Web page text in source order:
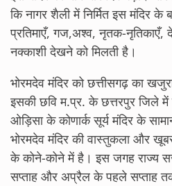
कि नागर शैली में निर्मित इस मंदिर के
प्रतिमाएँ, गज,अश्व, नृतक-
नक्काशी देखने को मिलती है।
भोरमदेव मंदिर को छत्तीसगढ़ का
इसकी छवि म.प्र. के छत्तरपुर जिले
ओड़िसा के कोणार्क सूर्य मंदिर के
भोरमदेव मंदिर की वास्तुकला और
के कोने-कोने में है। इस जगह राज्य
सप्ताह और अप्रैल के पहले सप्ताह